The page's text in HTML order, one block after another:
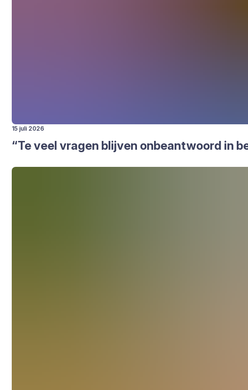
15 juli 2026
“Te veel vra­gen blij­ven onbe­ant­woord in